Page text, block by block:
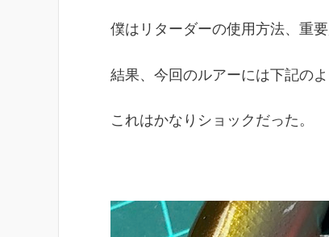
僕はリターダーの使用方法、重
結果、今回のルアーには下記の
これはかなりショックだった。